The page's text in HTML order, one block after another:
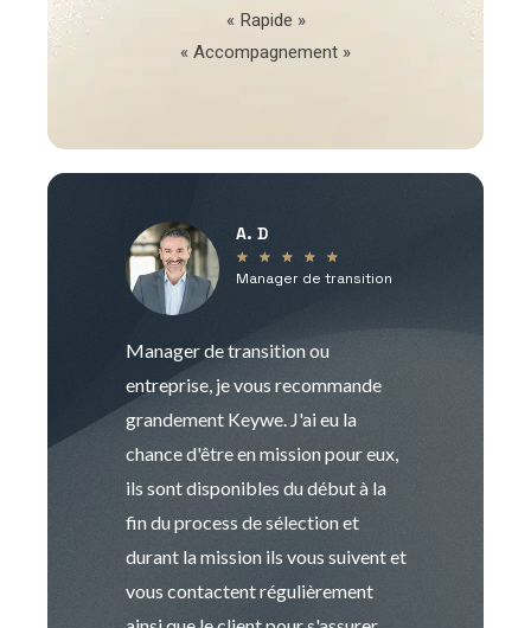
« Rapide »
« Accompagnement »
A. D
★ ★ ★ ★ ★
Manager de transition
Manager de transition ou
entreprise, je vous recommande
grandement Keywe. J'ai eu la
chance d'être en mission pour eux,
ils sont disponibles du début à la
fin du process de sélection et
durant la mission ils vous suivent et
vous contactent régulièrement